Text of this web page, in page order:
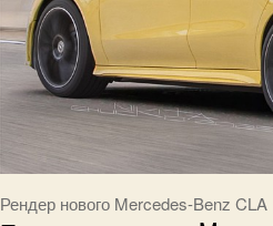
Рендер нового Mercedes-Benz CLA